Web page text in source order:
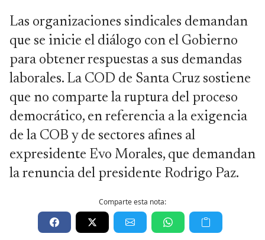
Las organizaciones sindicales demandan
que se inicie el diálogo con el Gobierno
para obtener respuestas a sus demandas
laborales. La COD de Santa Cruz sostiene
que no comparte la ruptura del proceso
democrático, en referencia a la exigencia
de la COB y de sectores afines al
expresidente Evo Morales, que demandan
la renuncia del presidente Rodrigo Paz.
Comparte esta nota: